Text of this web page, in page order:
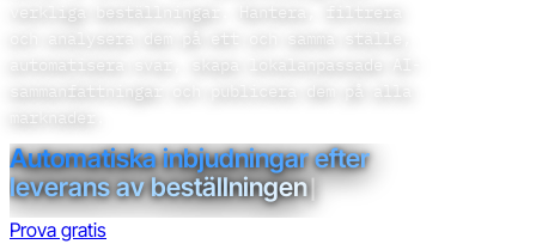
verkliga beställningar. Hantera, filtrera
och analysera dem på ett och samma ställe,
automatisera svar, skapa lokalanpassade AI-
sammanfattningar och publicera dem på alla
marknader.
Automatiska inbjudningar efter
Prova gratis